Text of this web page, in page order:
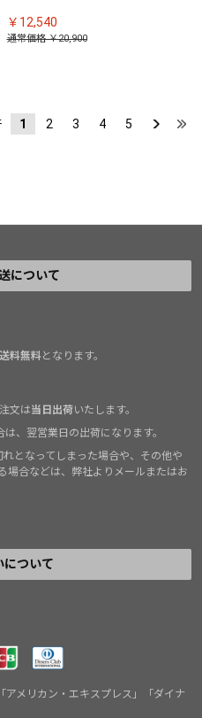
￥12,540
通常価格 ￥20,900
1 2 3 4 5
について
送料無料となります。
文は当日出荷いたします。
、翌営業日の出荷になります。
となってしまった場合や、その他や
場合などは、弊社よりメールまたはお
について
アメリカン・エキスプレス」「ダイナ